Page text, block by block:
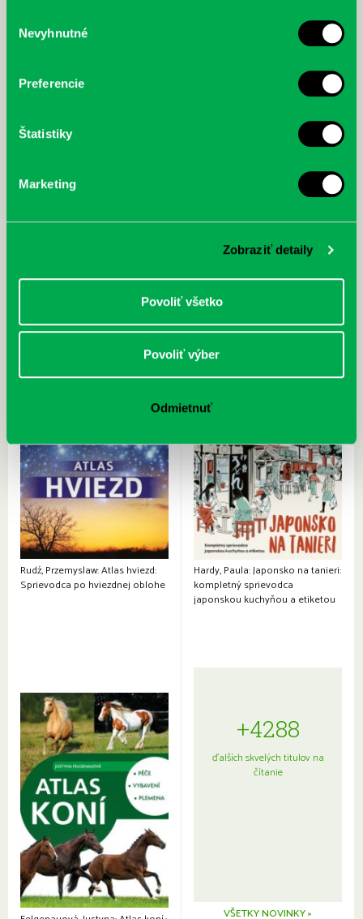
súhlasu
Nevyhnutné
Preferencie
Štatistiky
Marketing
Zobraziť detaily
Povoliť všetko
Povoliť výber
Odmietnuť
McGrath, Andy: Tadej Pogačar:
Bárdy, Peter: Radičová
Rudź, Przemyslaw: Atlas hviezd:
Sprievodca po hviezdnej oblohe
Hardy, Paula: Japonsko na tanieri:
kompletný sprievodca
japonskou kuchyňou a etiketou
+4288
ďalších skvelých titulov na
čítanie
VŠETKY NOVINKY »